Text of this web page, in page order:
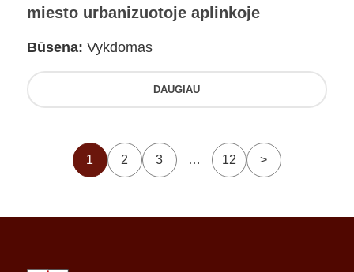
miesto urbanizuotoje aplinkoje
Būsena: Vykdomas
DAUGIAU
1 2 3 … 12 >